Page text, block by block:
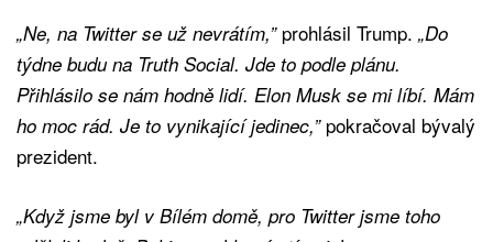
„Ne, na Twitter se už nevrátím,”prohlásil Trump. „Do
týdne budu na Truth Social. Jde to podle plánu.
Přihlásilo se nám hodně lidí. Elon Musk se mi líbí. Mám
ho moc rád. Je to vynikající jedinec,”pokračoval bývalý
prezident.
„Když jsme byl v Bílém domě, pro Twitter jsme toho